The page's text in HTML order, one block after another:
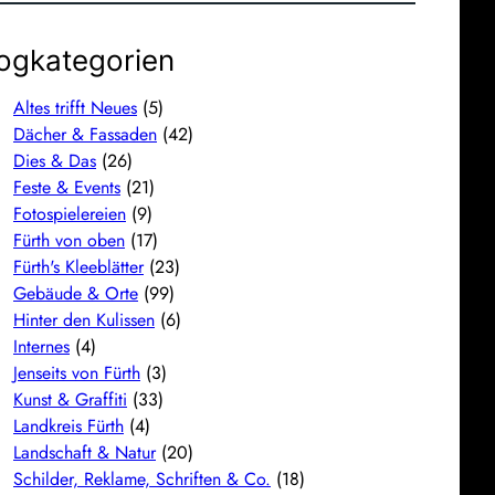
Altes trifft Neues (5)
Dächer & Fassaden (42)
Dies & Das (26)
Feste & Events (21)
Fotospielereien (9)
Fürth von oben (17)
Fürth's Kleeblätter(23)
Gebäude & Orte (99)
Hinter den Kulissen (6)
Internes (4)
Jenseits von Fürth (3)
Kunst & Graffiti (33)
Landkreis Fürth (4)
Landschaft & Natur(20)
Schilder, Reklame, Schriften & Co. (18)